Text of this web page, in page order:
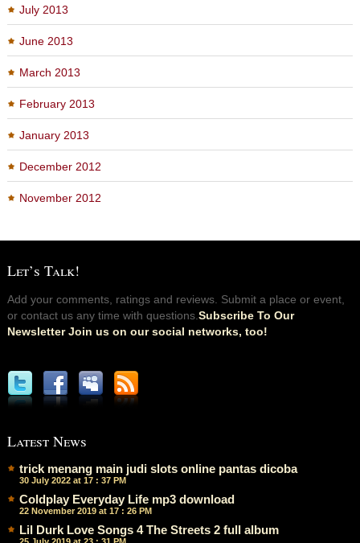
July 2013
June 2013
March 2013
February 2013
January 2013
December 2012
November 2012
Let’s Talk!
Add your comments, ratings and reviews. Submit a place or event,
or contact us any time with questions. Subscribe To Our
Newsletter Join us on our social networks, too!
Latest News
trick menang main judi slots online pantas dicoba
30 July 2022 at 17 : 37 PM
Coldplay Everyday Life mp3 download
22 November 2019 at 17 : 26 PM
Lil Durk Love Songs 4 The Streets 2 full album